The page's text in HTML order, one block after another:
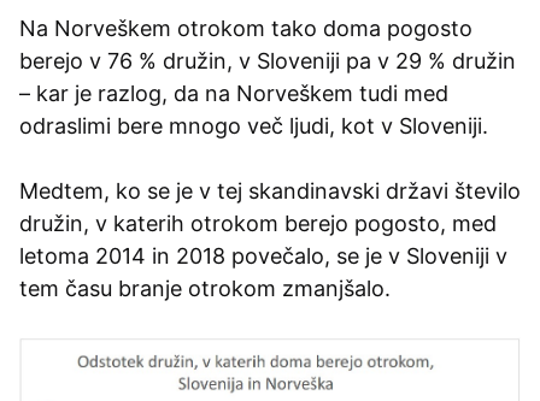
Na Norveškem otrokom tako doma pogosto
berejo v 76 % družin, v Sloveniji pa v 29 % družin
– kar je razlog, da na Norveškem tudi med
odraslimi bere mnogo več ljudi, kot v Sloveniji.
Medtem, ko se je v tej skandinavski državi število
družin, v katerih otrokom berejo pogosto, med
letoma 2014 in 2018 povečalo, se je v Sloveniji v
tem času branje otrokom zmanjšalo.